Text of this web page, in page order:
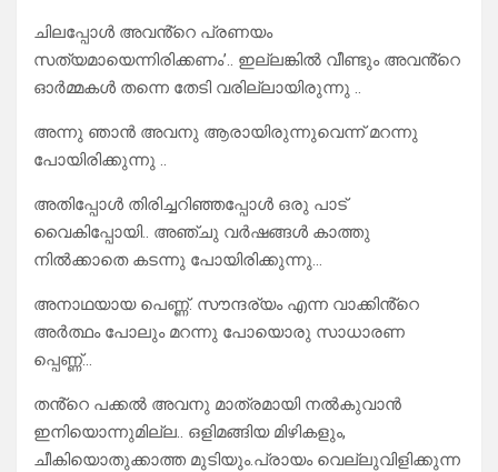
ചിലപ്പോൾ അവൻ്റെ പ്രണയം
സത്യമായെന്നിരിക്കണം’.. ഇല്ലങ്കിൽ വീണ്ടും അവൻ്റെ
ഓർമ്മകൾ തന്നെ തേടി വരില്ലായിരുന്നു ..
അന്നു ഞാൻ അവനു ആരായിരുന്നുവെന്ന് മറന്നു
പോയിരിക്കുന്നു ..
അതിപ്പോൾ തിരിച്ചറിഞ്ഞപ്പോൾ ഒരു പാട്
വൈകിപ്പോയി.. അഞ്ചു വർഷങ്ങൾ കാത്തു
നിൽക്കാതെ കടന്നു പോയിരിക്കുന്നു…
അനാഥയായ പെണ്ണ്. സൗന്ദര്യം എന്ന വാക്കിൻ്റെ
അർത്ഥം പോലും മറന്നു പോയൊരു സാധാരണ
പ്പെണ്ണ്…
തൻ്റെ പക്കൽ അവനു മാത്രമായി നൽകുവാൻ
ഇനിയൊന്നുമില്ല.. ഒളിമങ്ങിയ മിഴികളും,
ചീകിയൊതുക്കാത്ത മുടിയും.പ്രായം വെല്ലുവിളിക്കുന്ന